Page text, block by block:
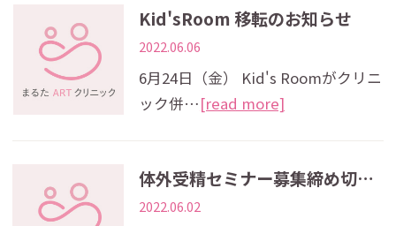
Kid'sRoom 移転のお知らせ
2022.06.06
6月24日（金） Kid's Roomがクリニ
ック併…[read more]
体外受精セミナー募集締め切りのお知らせ
2022.06.02